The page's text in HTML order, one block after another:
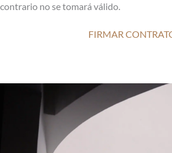
contrario no se tomará válido.
FIRMAR